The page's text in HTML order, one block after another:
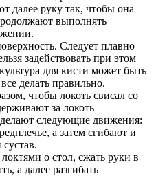
далее руку так, чтобы она
выполнять
Следует плавно
задействовать при этом
для кисти может быть
делать правильно.
чтобы локоть свисал со
за локоть
следующие движения:
а затем сгибают и
о стол, сжать руки в
а далее разгибать